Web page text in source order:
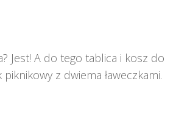
Jest! A do tego tablica i kosz do
z dwiema ławeczkami.